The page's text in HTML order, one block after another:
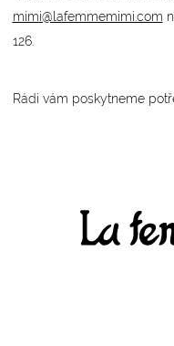
mimi@lafemmemimi.com
126.
Rádi vám poskytneme